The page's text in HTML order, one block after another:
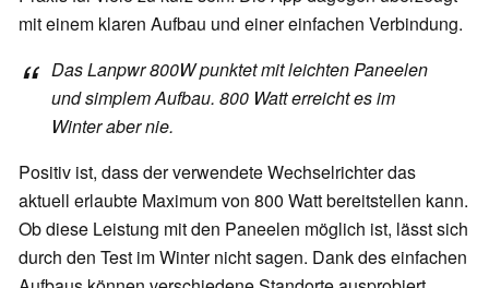
mit einem klaren Aufbau und einer einfachen Verbindung.
Das Lanpwr 800W punktet mit leichten Paneelen
und simplem Aufbau. 800 Watt erreicht es im
Winter aber nie.
Positiv ist, dass der verwendete Wechselrichter das
aktuell erlaubte Maximum von 800 Watt bereitstellen kann.
Ob diese Leistung mit den Paneelen möglich ist, lässt sich
durch den Test im Winter nicht sagen. Dank des einfachen